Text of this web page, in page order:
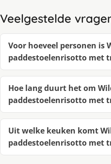
Veelgestelde
Voor hoeveel personen is
paddestoelenrisotto met
Hoe lang duurt het om
paddestoelenrisotto met
Uit welke keuken komt
paddestoelenrisotto met